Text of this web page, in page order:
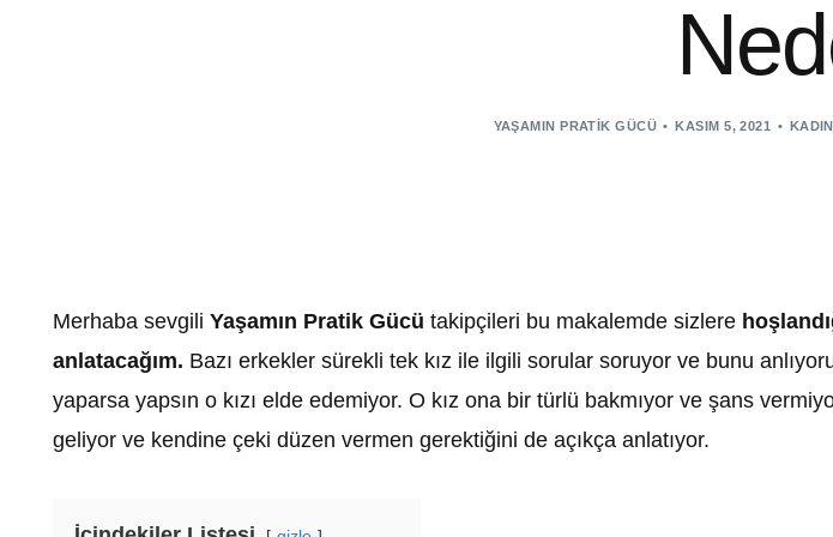
YAŞAMIN PRATIK GÜCÜ KASIM 5, 2021
Merhaba sevgili Yaşamın Pratik Gücü takipçileri bu makalemde sizlere
anlatacağım. Bazı erkekler sürekli tek kız ile ilgili sorular soruyor ve bunu
yaparsa yapsın o kızı elde edemiyor. O kız ona bir türlü bakmıyor ve şans
geliyor ve kendine çeki düzen vermen gerektiğini de açıkça anlatıyor.